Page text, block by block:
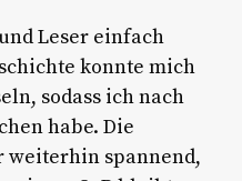
Leser einfach
konnte mich
sodass ich nach
habe. Die
weiterhin spannend,